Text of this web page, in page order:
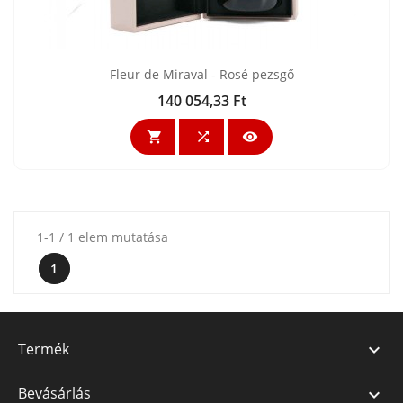
Fleur de Miraval - Rosé pezsgő
Ár
140 054,33 Ft
  
1-1 / 1 elem mutatása
1
Termék 
Bevásárlás 